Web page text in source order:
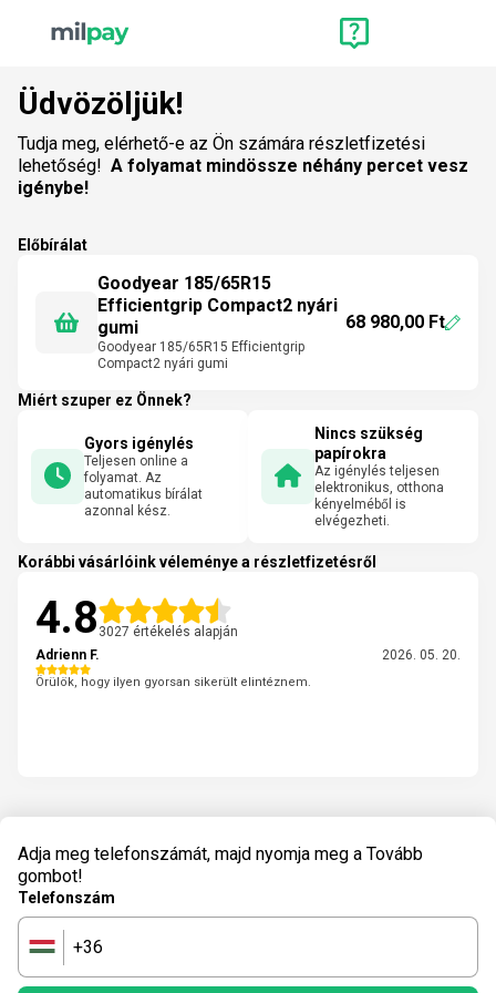
Üdvözöljük!
Tudja meg, elérhető-e az Ön számára részletfizetési
lehetőség! A folyamat mindössze néhány percet vesz
igénybe!
Előbírálat
Goodyear 185/65R15
Efficientgrip Compact2 nyári
gumi
Goodyear 185/65R15 Efficientgrip
Compact2 nyári gumi
68 980,00 Ft
Miért szuper ez Önnek?
Gyors igénylés
Teljesen online a
folyamat. Az
automatikus bírálat
azonnal kész.
Nincs szükség
papírokra
Az igénylés teljesen
elektronikus, otthona
kényelméből is
elvégezheti.
Korábbi vásárlóink véleménye a részletfizetésről
4.8 3027 értékelés alapján
Adrienn F.
2026. 05. 20.
Örülök, hogy ilyen gyorsan sikerült elintéznem.
Adja meg telefonszámát, majd nyomja meg a Tovább
gombot!
Telefonszám
🇭🇺 +36